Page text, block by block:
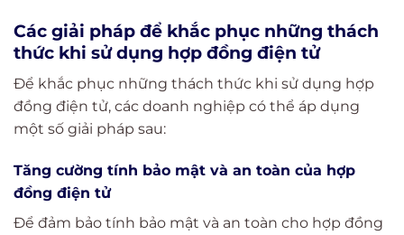
Các giải pháp để khắc phục những thách
thức khi sử dụng hợp đồng điện tử
Để khắc phục những thách thức khi sử dụng hợp
đồng điện tử, các doanh nghiệp có thể áp dụng
một số giải pháp sau:
Tăng cường tính bảo mật và an toàn của hợp
đồng điện tử
Để đảm bảo tính bảo mật và an toàn cho hợp đồng